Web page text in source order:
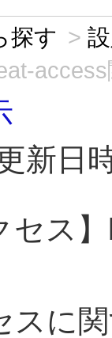
探す >
新日
セス
スに